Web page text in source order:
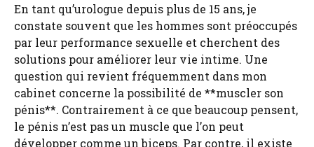
En tant qu’urologue depuis plus de 15 ans, je
constate souvent que les hommes sont préoccupés
par leur performance sexuelle et cherchent des
solutions pour améliorer leur vie intime. Une
question qui revient fréquemment dans mon
cabinet concerne la possibilité de **muscler son
pénis**. Contrairement à ce que beaucoup pensent,
le pénis n’est pas un muscle que l’on peut
développer comme un biceps. Par contre, il existe